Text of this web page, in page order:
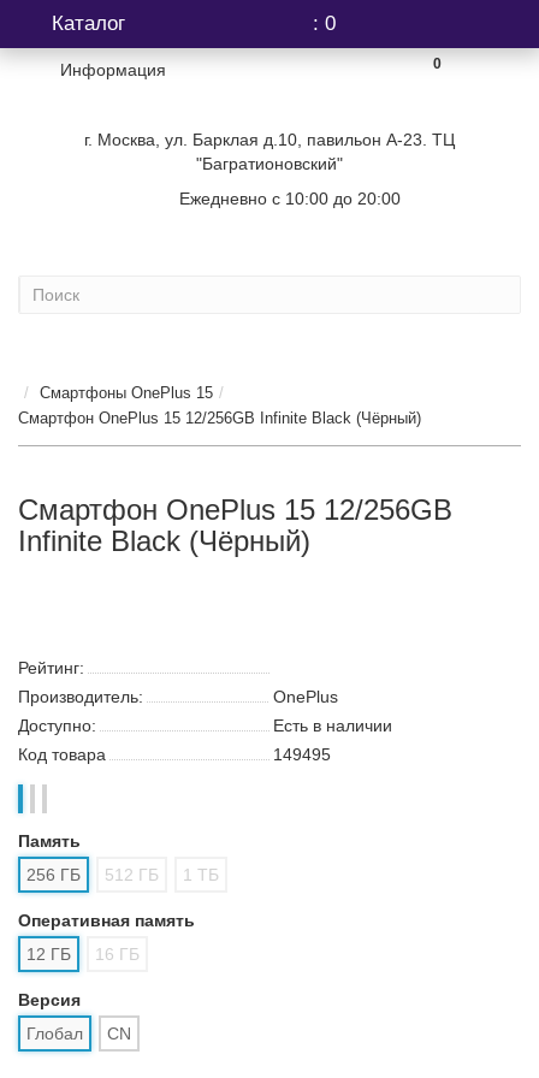
Информация 0
г. Москва, ул. Барклая д.10, павильон А-23. ТЦ
"Багратионовский"
Ежедневно с 10:00 до 20:00
Каталог : 0
Смартфоны OnePlus 15
Смартфон OnePlus 15 12/256GB Infinite Black (Чёрный)
Смартфон OnePlus 15 12/256GB
Infinite Black (Чёрный)
Рейтинг:
Производитель:
OnePlus
Доступно:
Код товара
Память
256 ГБ
512 ГБ 1 ТБ
Оперативная память
12 ГБ
16 ГБ
Версия